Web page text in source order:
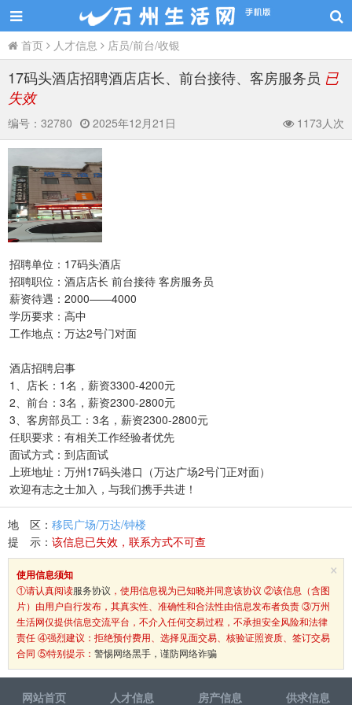
首页 人才信息 店员/前台/收银
17码头酒店招聘酒店店长、前台接待、客房服务员 已
失效
编号： 32780 2025年12月21日 1173人次
招聘单位：17码头酒店
招聘职位：酒店店长 前台接待 客房服务员
薪资待遇：2000——4000
学历要求：高中
工作地点：万达2号门对面
酒店招聘启事
1、店长：1名，薪资3300-4200元
2、前台：3名，薪资2300-2800元
3、客房部员工：3名，薪资2300-2800元
任职要求：有相关工作经验者优先
面试方式：到店面试
上班地址：万州17码头港口（万达广场2号门正对面）
欢迎有志之士加入，与我们携手共进！
地 区： 移民广场/万达/钟楼
提 示： 该信息已失效，联系方式不可查
×
使用信息须知
①请认真阅读服务协议 ，使用信息视为已知晓并同意该协议 ②该信息（含图
片）由用户自行发布，其真实性、准确性和合法性由信息发布者负责 ③万州
生活网仅提供信息交流平台，不介入任何交易过程，不承担安全风险和法律
责任 ④强烈建议：拒绝预付费用、选择见面交易、核验证照资质、签订交易
合同 ⑤特别提示： 警惕网络黑手，谨防网络诈骗
网站首页 人才信息 房产信息 供求信息